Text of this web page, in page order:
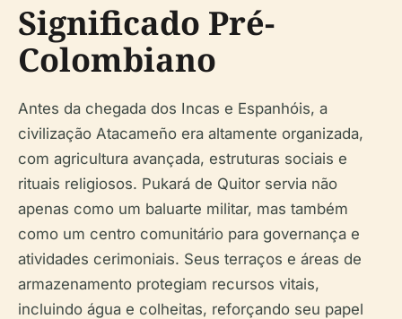
Significado Pré-
Colombiano
Antes da chegada dos Incas e Espanhóis, a
civilização Atacameño era altamente organizada,
com agricultura avançada, estruturas sociais e
rituais religiosos. Pukará de Quitor servia não
apenas como um baluarte militar, mas também
como um centro comunitário para governança e
atividades cerimoniais. Seus terraços e áreas de
armazenamento protegiam recursos vitais,
incluindo água e colheitas, reforçando seu papel